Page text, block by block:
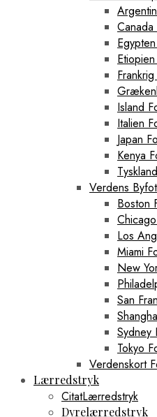
Island
Italien
Japan
Kenya
Verdens
Boston
Los
Miami
New
San
Sydney
Tokyo
Verdenskort
Lærredstryk
CitatLærredstryk
Dyrelærredstryk